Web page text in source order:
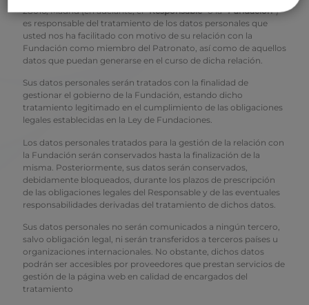
28016, Madrid (en adelante, el “Responsable” o la “Fundación”)
es responsable del tratamiento de los datos personales que
usted nos ha facilitado con motivo de su relación con la
Fundación como miembro del Patronato, así como de aquellos
datos que puedan generarse en el curso de dicha relación.
Sus datos personales serán tratados con la finalidad de
gestionar el gobierno de la Fundación, estando dicho
tratamiento legitimado en el cumplimiento de las obligaciones
legales establecidas en la Ley de Fundaciones.
Los datos personales tratados para la gestión de la relación con
la Fundación serán conservados hasta la finalización de la
misma. Posteriormente, sus datos serán conservados,
debidamente bloqueados, durante los plazos de prescripción
de las obligaciones legales del Responsable y de las eventuales
responsabilidades derivadas del tratamiento de dichos datos.
Sus datos personales no serán comunicados a ningún tercero,
salvo obligación legal, ni serán transferidos a terceros países u
organizaciones internacionales. No obstante, dichos datos
podrán ser accesibles por proveedores que prestan servicios de
gestión de la página web en calidad de encargados del
tratamiento